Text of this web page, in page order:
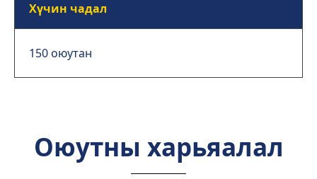
Хүчин чадал
150 оюутан
Оюутны харьяалал